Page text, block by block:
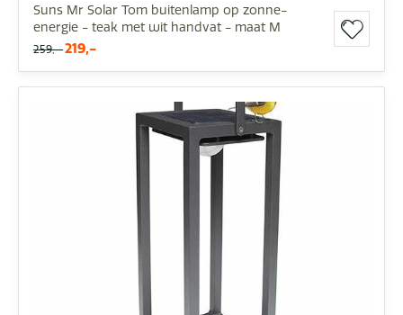
Suns Mr Solar Tom buitenlamp op zonne-
energie - teak met wit handvat - maat M
259,- 219,-